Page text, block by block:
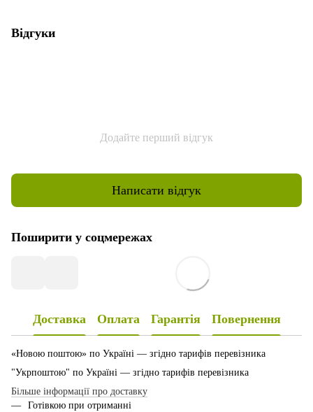
Відгуки
Додайте перший відгук
Написати відгук
Поширити у соцмережах
Доставка Оплата Гарантія Повернення
«Новою поштою» по Україні — згідно тарифів перевізника
"Укрпоштою" по Україні — згідно тарифів перевізника
Більше інформації про доставку
Готівкою при отриманні